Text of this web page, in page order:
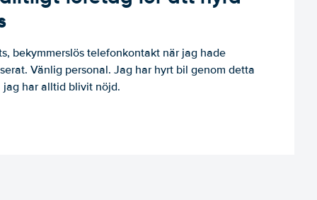
bekymmerslös telefonkontakt när jag hade
Vänlig personal. Jag har hyrt bil genom detta
har alltid blivit nöjd.